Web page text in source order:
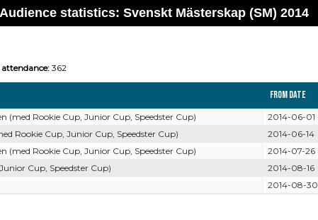
Audience statistics: Svenskt Mästerskap (SM) 2014
362
From date
(med Rookie Cup, Junior Cup, Speedster Cup) 2014-06-01
Rookie Cup, Junior Cup, Speedster Cup)
2014-06-14
(med Rookie Cup, Junior Cup, Speedster Cup)
2014-07-26
Cup, Speedster Cup)
2014-08-16
2014-08-30